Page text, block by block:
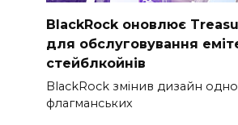
BlackRock оновлює
для обслуговування
стейблкойнів
BlackRock змінив дизайн
флагманських